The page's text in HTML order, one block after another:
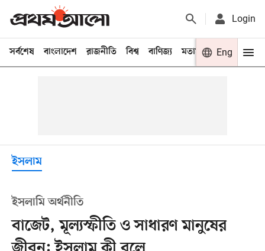
Login
সর্বশেষ বাংলাদেশ রাজনীতি বিশ্ব বাণিজ্য মতামত খেলা
Eng
ইসলাম
ইসলামি অর্থনীতি
বাজেট, মূল্যস্ফীতি ও সাধারণ মানুষের